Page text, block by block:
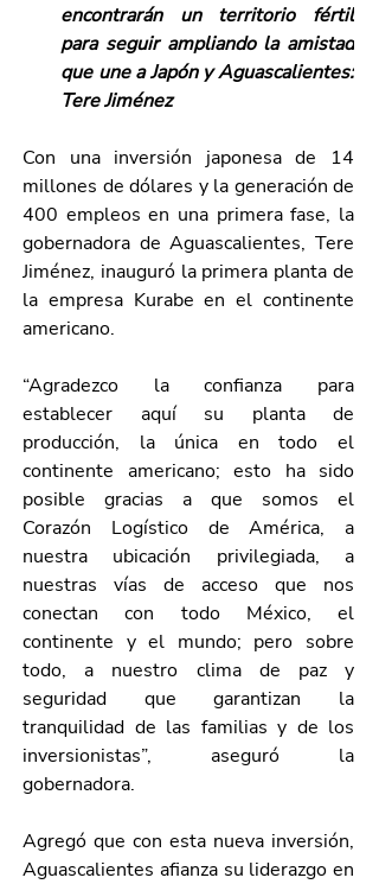
encontrarán un territorio fértil
para seguir ampliando la amistad
que une a Japón y Aguascalientes:
Tere Jiménez
Con una inversión japonesa de 14
millones de dólares y la generación de
400 empleos en una primera fase, la
gobernadora de Aguascalientes, Tere
Jiménez, inauguró la primera planta de
la empresa Kurabe en el continente
americano.
“Agradezco la confianza para
establecer aquí su planta de
producción, la única en todo el
continente americano; esto ha sido
posible gracias a que somos el
Corazón Logístico de América, a
nuestra ubicación privilegiada, a
nuestras vías de acceso que nos
conectan con todo México, el
continente y el mundo; pero sobre
todo, a nuestro clima de paz y
seguridad que garantizan la
tranquilidad de las familias y de los
inversionistas”, aseguró la
gobernadora.
Agregó que con esta nueva inversión,
Aguascalientes afianza su liderazgo en